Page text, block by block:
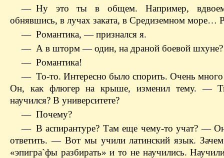
— Ну это ты в общем. Например,
обнявшись, в лучах заката, в Средиземном море…
— Романтика, — признался я.
— А в шторм — один, на драной боевой шхуне?
— Романтика!
— То-то. Интересно было спорить. Очень
Он, как флюгер на крыше, изменил тему. —
научился? В университете?
— Почему?
— В аспирантуре? Там еще чему-то учат? —
ответить. — Вот мы учили латинский язык.
«эпигра`фы разбирать» и то не научились.